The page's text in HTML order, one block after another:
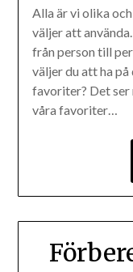
Alla är vi olika
väljer att
från person till
väljer du att ha
favoriter? Det ser
våra favoriter…